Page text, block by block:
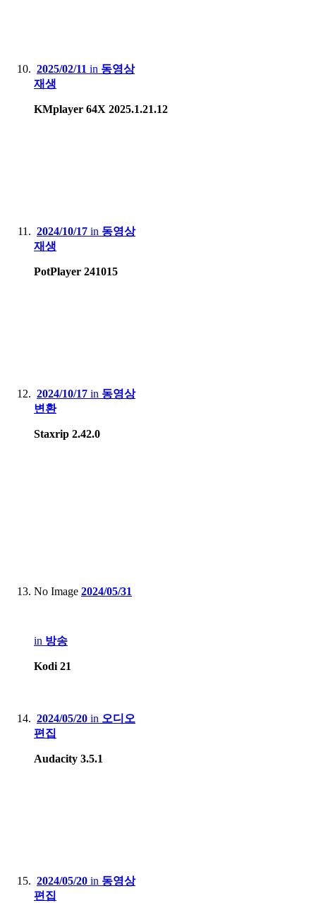
2025/02/11 in 동영상
재생
KMplayer 64X 2025.1.21.12
2024/10/17 in 동영상
재생
PotPlayer 241015
2024/10/17 in 동영상
변환
Staxrip 2.42.0
No Image 2024/05/31
in 방송
Kodi 21
2024/05/20 in 오디오
편집
Audacity 3.5.1
2024/05/20 in 동영상
편집